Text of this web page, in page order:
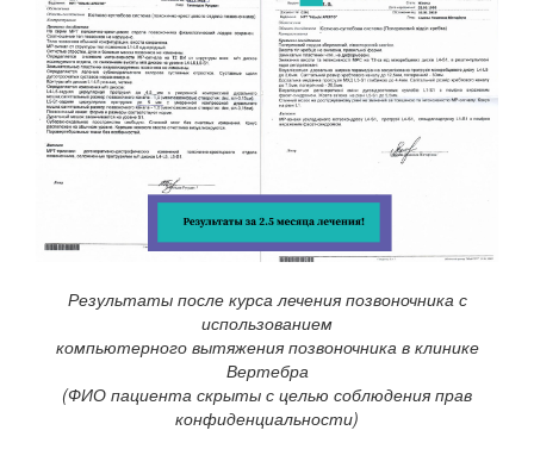
Результаты после курса лечения позвоночника с
использованием
компьютерного вытяжения позвоночника в клинике
Вертебра
(ФИО пациента скрыты с целью соблюдения прав
конфиденциальности)